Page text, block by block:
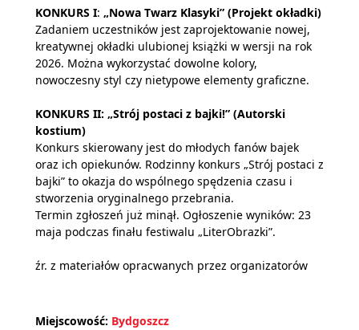
KONKURS I: „Nowa Twarz Klasyki” (Projekt okładki)
Zadaniem uczestników jest zaprojektowanie nowej,
kreatywnej okładki ulubionej książki w wersji na rok
2026. Można wykorzystać dowolne kolory,
nowoczesny styl czy nietypowe elementy graficzne.
KONKURS II: „Strój postaci z bajki!” (Autorski
kostium)
Konkurs skierowany jest do młodych fanów bajek
oraz ich opiekunów. Rodzinny konkurs „Strój postaci z
bajki” to okazja do wspólnego spędzenia czasu i
stworzenia oryginalnego przebrania.
Termin zgłoszeń już minął. Ogłoszenie wyników: 23
maja podczas finału festiwalu „LiterObrazki”.
źr. z materiałów opracwanych przez organizatorów
Miejscowość: Bydgoszcz